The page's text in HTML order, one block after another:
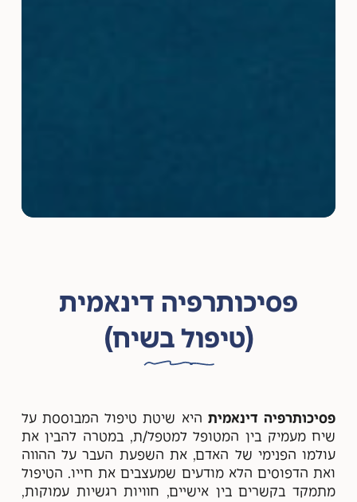
פסיכותרפיה דינאמית
(טיפול בשיח)
פסיכותרפיה דינאמית היא שיטת טיפול המבוססת על
שיח מעמיק בין המטופל למטפל/ת, במטרה להבין את
עולמו הפנימי של האדם, את השפעת העבר על ההווה
ואת הדפוסים הלא מודעים שמעצבים את חייו. הטיפול
מתמקד בקשרים בין אישיים, חוויות רגשיות עמוקות,